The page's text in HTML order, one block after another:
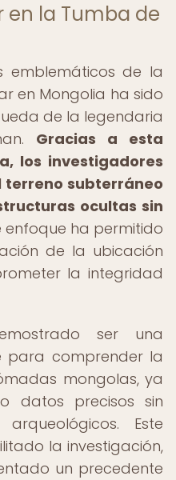
en la Tumba de
emblemáticos de la
en Mongolia ha sido
de la legendaria
Gracias a esta
los investigadores
terreno subterráneo
ocultas sin
enfoque ha permitido
de la ubicación
la integridad
ser una
para comprender la
mongolas, ya
datos precisos sin
Este
la investigación,
un precedente